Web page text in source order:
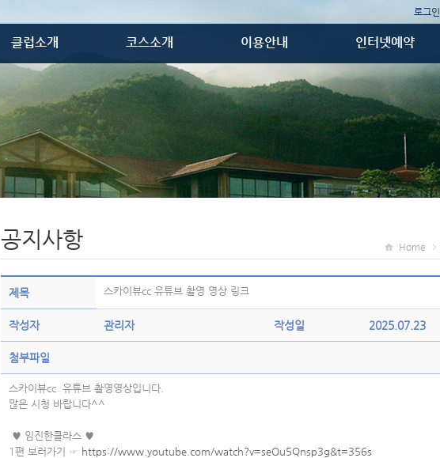
로그인
클럽소개 코스소개 이용안내 인터넷예약
골프장소개
레스토랑
프로샵
골프텔
VIP룸
편의시설
코스개요
코스공략도
이용안내
이용요금
위약안내
티타임예약
골프텔 예약
1박2일예약
예약조회/취소
Home
공지사항
제목 스카이뷰cc 유튜브 촬영 영상 링크
작성자 관리자 작성일 2025.07.23
첨부파일
스카이뷰cc 유튜브 촬영영상입니다.
많은 시청 바랍니다^^
♥ 임진한클라스 ♥
1편 보러가기 ☞ https://www.youtube.com/watch?v=seOu5Qnsp3g&t=356s